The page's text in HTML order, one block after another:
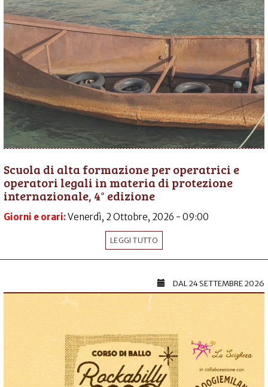
Scuola di alta formazione per operatrici e
operatori legali in materia di protezione
internazionale, 4° edizione
Giorni e orari:Venerdì, 2 Ottobre, 2026 - 09:00
LEGGI TUTTO
DAL24 SETTEMBRE 2026